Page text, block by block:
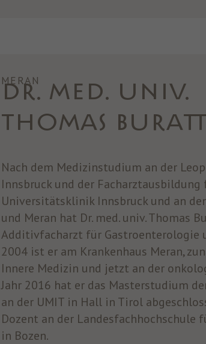
MERAN
DR. MED. UNIV.
THOMAS
Nach dem Medizinstudium an der
Innsbruck und der
Universitätsklinik Innsbruck und an
und Meran hat Dr. med. univ. Thomas
Additivfacharzt für Gastroenterologie
2004 ist er am Krankenhaus Meran,
Innere Medizin und jetzt an der
Jahr 2016 hat er das Masterstudium
an der UMIT in Hall in Tirol
Dozent an der Landesfachhochschule
in Bozen.